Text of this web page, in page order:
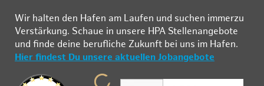
Wir hal­ten den Ha­fen am Lau­fen und su­chen im­mer­zu
Ver­stär­kung. Schau­e in un­se­re HPA Stel­len­an­ge­bo­te
und fin­de deine be­ruf­li­che Zu­kunft bei uns im Ha­fen.
Hier findest Du unsere aktuellen Jobangebote